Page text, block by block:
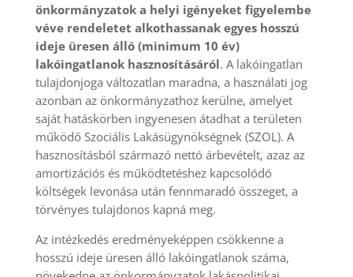
önkormányzatok a helyi igényeket figyelembe
véve rendeletet alkothassanak egyes hosszú
ideje üresen álló (minimum 10 év)
lakóingatlanok hasznosításáról. A lakóingatlan
tulajdonjoga változatlan maradna, a használati jog
azonban az önkormányzathoz kerülne, amelyet
saját hatáskörben ingyenesen átadhat a területen
működő Szociális Lakásügynökségnek (SZOL). A
hasznosításból származó nettó árbevételt, azaz az
amortizációs és működtetéshez kapcsolódó
költségek levonása után fennmaradó összeget, a
törvényes tulajdonos kapná meg.
Az intézkedés eredményeképpen csökkenne a
hosszú ideje üresen álló lakóingatlanok száma,